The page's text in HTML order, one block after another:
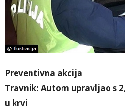
Preventivna akcija
Travnik: Autom upravljao s
u krvi